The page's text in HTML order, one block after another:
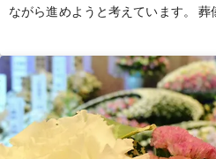
ながら進めようと考えています。 葬儀の形式としては、 1.お通夜・
告別式を行う一般的な形式 2.お通
た。どの形式が適しているのか、費
す。 また、亡くなった後の安置についても質問があります。病院か
ら直接葬儀社が迎えに来て安置所へ
が、自宅に安置することも可能でし
や注意点があれば教えてください。 また、ドライアイスの必要性